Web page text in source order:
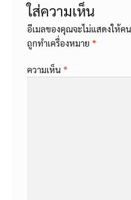
ใส่ความเห็น
อีเมลของคุณจะไม่แสดงให้ค
ถูกทำเครื่องหมาย *
ความเห็น *